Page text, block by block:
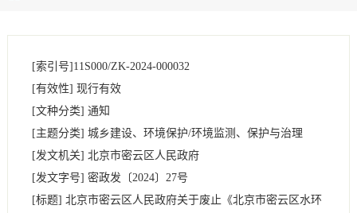
[索引号] 11S000/ZK-2024-000032
[有效性] 现行有效
[文种分类] 通知
[主题分类] 城乡建设、环境保护/环境监测、保护与治理
[发文机关] 北京市密云区人民政府
[发文字号] 密政发 〔2024〕 27号
[标题] 北京市密云区人民政府关于废止《北京市密云区水环